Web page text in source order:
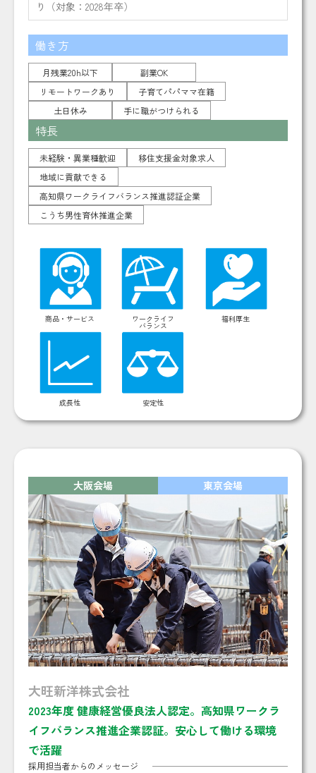
り（対象：2028年卒）
働き方
月残業20h以下
副業OK
リモートワークあり
子育てパパママ在籍
土日休み
手に職がつけられる
特長
未経験・異業種歓迎
移住支援金対象求人
地域に貢献できる
高知県ワークライフバランス推進認証企業
こうち男性育休推進企業
商品・サービス ワークライフ
バランス
福利厚生
成長性 安定性
大阪会場 東京会場
大旺新洋株式会社
2023年度 健康経営優良法人認定。高知県ワークラ
イフバランス推進企業認証。安心して働ける環境
で活躍
採用担当者からのメッセージ